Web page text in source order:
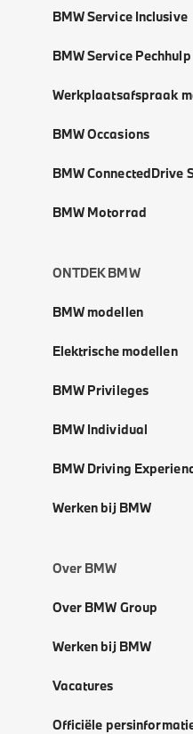
BMW Service Inclusive
BMW Service Pechhulp
Werkplaatsafspraak
BMW Occasions
BMW ConnectedDrive
BMW Motorrad
ONTDEK BMW
BMW modellen
Elektrische modellen
BMW Privileges
BMW Individual
BMW Driving
Werken bij BMW
Over BMW
Over BMW Group
Werken bij BMW
Vacatures
Officiële